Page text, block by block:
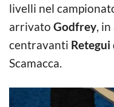
livelli nel
arrivato Godfrey, in
centravanti Retegui
Scamacca.